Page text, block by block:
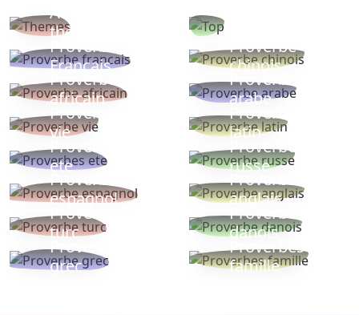
Autres
thèmes
Proverbe
Français
Proverbe
chinois
Proverbe
africain
Proverbe
arabe
Proverbe
vie
Proverbe
latin
Proverbes
ete
Proverbe
russe
Proverbe
espagnol
Proverbe
anglais
Proverbe
turc
Proverbe
danois
Proverbe
grec
Proverbes
famille